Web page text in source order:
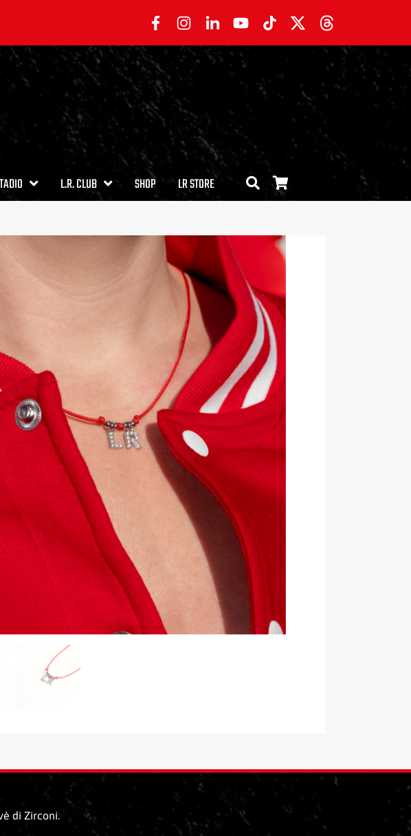
L.R. CLUB SHOP LR STORE
di Zirconi.